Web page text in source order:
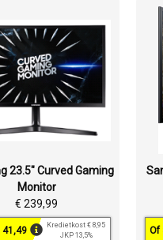
23.5" Curved Gaming
Monitor
€ 239,99
41,49
Kredietkost € 8,95
JKP 13,5%
Of